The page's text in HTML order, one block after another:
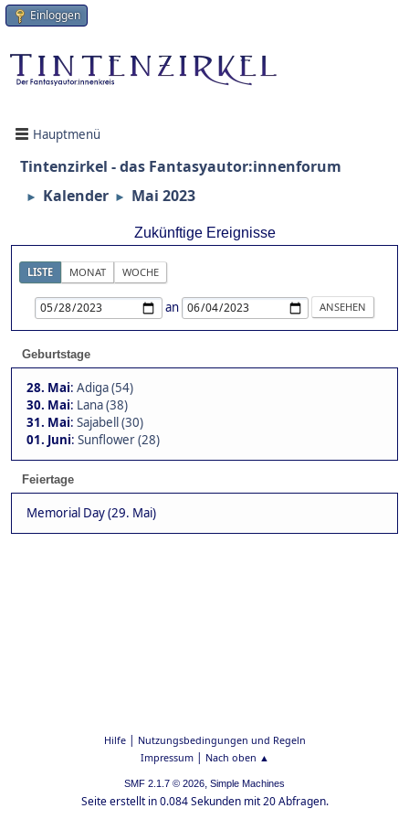
Einloggen
Hauptmenü
Tintenzirkel - das Fantasyautor:innenforum
► Kalender ► Mai 2023
Zukünftige Ereignisse
LISTE MONAT WOCHE
an
Geburtstage
28. Mai: Adiga (54)
30. Mai: Lana (38)
31. Mai: Sajabell (30)
01. Juni: Sunflower (28)
Feiertage
Memorial Day (29. Mai)
Hilfe| Nutzungsbedingungen und Regeln
Impressum| Nach oben ▲
SMF 2.1.7 © 2026, Simple Machines
Seite erstellt in 0.084 Sekunden mit 20 Abfragen.